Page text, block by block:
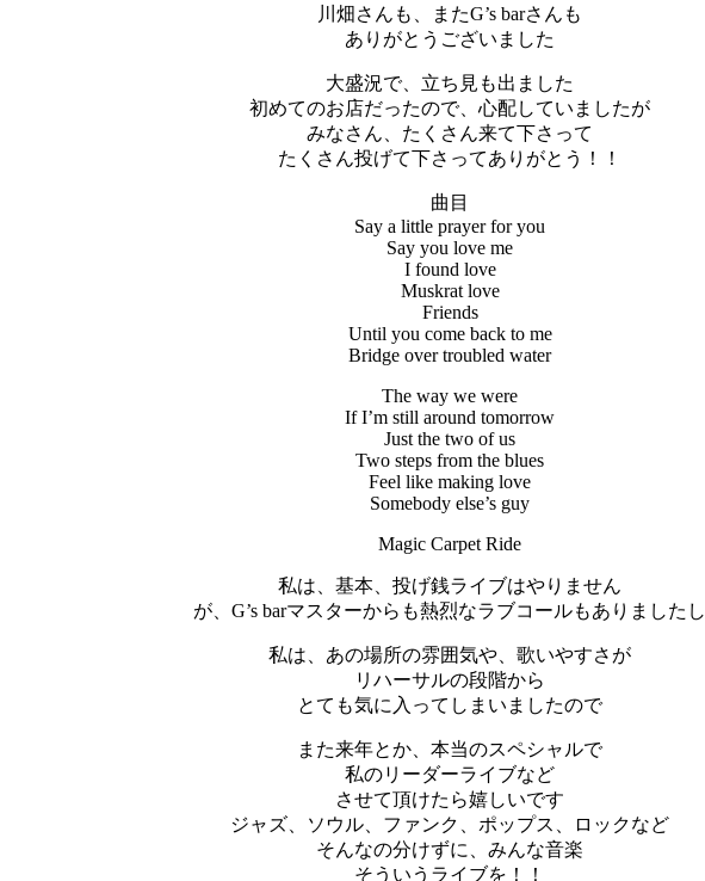
川畑さんも、またG’s barさんも
ありがとうございました
大盛況で、立ち見も出ました
初めてのお店だったので、心配していましたが
みなさん、たくさん来て下さって
たくさん投げて下さってありがとう！！
曲目
Say a little prayer for you
Say you love me
I found love
Muskrat love
Friends
Until you come back to me
Bridge over troubled water
The way we were
If I’m still around tomorrow
Just the two of us
Two steps from the blues
Feel like making love
Somebody else’s guy
Magic Carpet Ride
私は、基本、投げ銭ライブはやりません
が、G’s barマスターからも熱烈なラブコールもありましたし
私は、あの場所の雰囲気や、歌いやすさが
リハーサルの段階から
とても気に入ってしまいましたので
また来年とか、本当のスペシャルで
私のリーダーライブなど
させて頂けたら嬉しいです
ジャズ、ソウル、ファンク、ポップス、ロックなど
そんなの分けずに、みんな音楽
そういうライブを！！